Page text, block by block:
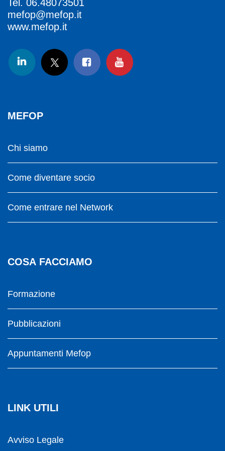
Tel. 06.48073501
mefop@mefop.it
www.mefop.it
MEFOP
Chi siamo
Come diventare socio
Come entrare nel Network
COSA FACCIAMO
Formazione
Pubblicazioni
Appuntamenti Mefop
LINK UTILI
Avviso Legale